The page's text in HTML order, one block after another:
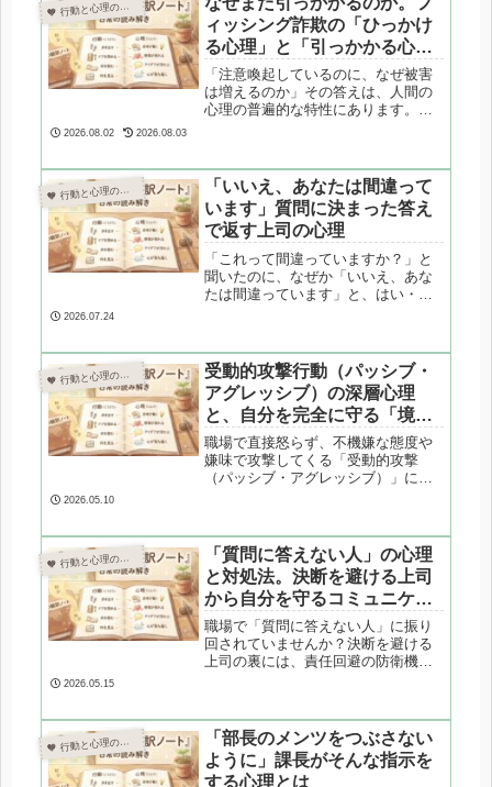
境界線（バウンダリー）の引き方を
専門的に解説します。
 行動と心理の翻訳ノート
ィッシング詐欺の「ひっかけ
る心理」と「引っかかる心
理」を翻訳する
「注意喚起しているのに、なぜ被害
は増えるのか」その答えは、人間の
心理の普遍的な特性にあります。楽
心理学の視点から解説します。
2025〜2026年の最新トレンドも紹
介。
2026.08.02 2026.08.03
 行動と心理の翻訳ノート
「いいえ、あなたは間違って
います」質問に決まった答え
で返す上司の心理
「これって間違っていますか？」と
聞いたのに、なぜか「いいえ、あな
たは間違っています」と、はい・い
応や、職場環境の中で固定化された
反応パターンなど、不思議な言葉の
裏側を読み解きます。
2026.07.24
 行動と心理の翻訳ノート
受動的攻撃行動（パッシブ・
アグレッシブ）の深層心理
と、自分を完全に守る「境界
線」の引き方【応用編】
職場で直接怒らず、不機嫌な態度や
嫌味で攻撃してくる「受動的攻撃
（パッシブ・アグレッシブ）」にお
ら自分を完全に守る「境界線（バウ
ンダリー）の引き方」を専門家が解
説します。
2026.05.10
 行動と心理の翻訳ノート
「質問に答えない人」の心理
と対処法。決断を避ける上司
から自分を守るコミュニケー
ション防衛術
職場で「質問に答えない人」に振り
回されていませんか？決断を避ける
上司の裏には、責任回避の防衛機制
心理を解剖し、あなたの心と仕事を
守る3つの実践的なコミュニケーショ
ン防衛術を解説します。
2026.05.15
 行動と心理の翻訳ノート
「部長のメンツをつぶさない
ように」課長がそんな指示を
する心理とは